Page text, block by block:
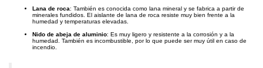
Lana de roca: También es conocida como lana mineral y se fabrica a partir de
minerales fundidos. El aislante de lana de roca resiste muy bien frente a la
humedad y temperaturas elevadas.
Nido de abeja de aluminio: Es muy ligero y resistente a la corrosión y a la
humedad. También es incombustible, por lo que puede ser muy útil en caso de
incendio.